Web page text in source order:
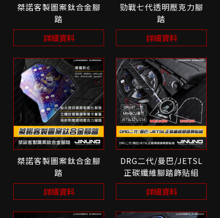
桀諾客製圖案鈦合金腳
踏
詳細資料
勁戰七代透明壓克力腳
踏
詳細資料
桀諾客製圖案鈦合金腳
踏
詳細資料
DRG二代/曼巴/JETSL
正碳纖維腳踏飾貼組
詳細資料